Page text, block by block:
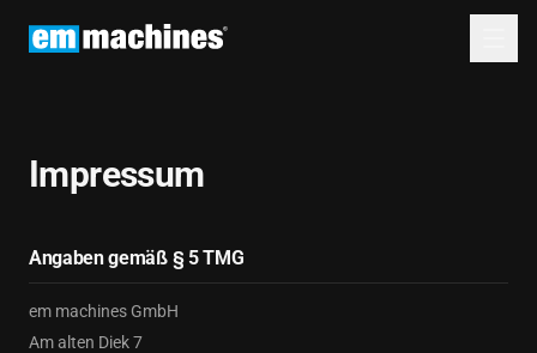
Impressum
Angaben gemäß § 5 TMG
em machines GmbH
Am alten Diek 7